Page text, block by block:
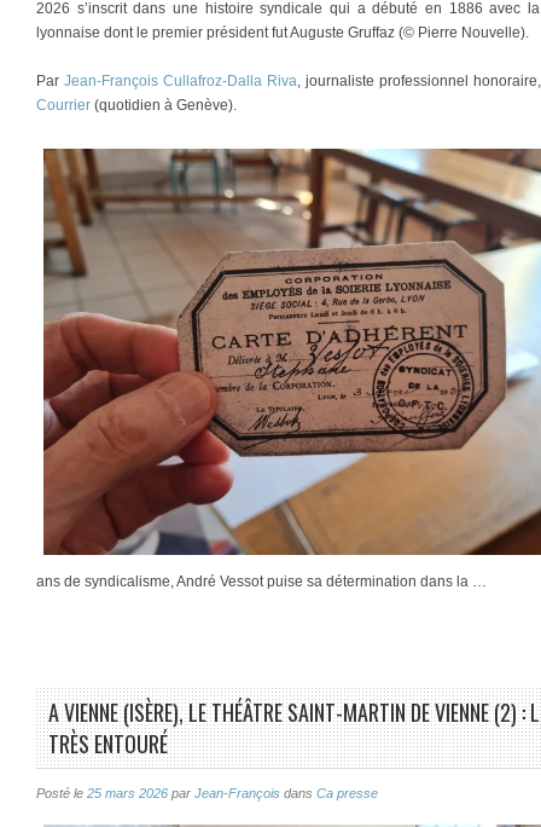
2026 s’inscrit dans une histoire syndicale qui a débuté en 1886 avec
lyonnaise dont le premier président fut Auguste Gruffaz (© Pierre Nouvelle).
Par Jean-François Cullafroz-Dalla Riva, journaliste professionnel
Courrier (quotidien à Genève).
ans de syndicalisme, André Vessot puise sa détermination dans la …
A VIENNE (ISÈRE), LE THÉÂTRE SAINT-MARTIN DE VIENNE (2) :
TRÈS ENTOURÉ
Posté le 25 mars 2026 par Jean-François dans Ca presse